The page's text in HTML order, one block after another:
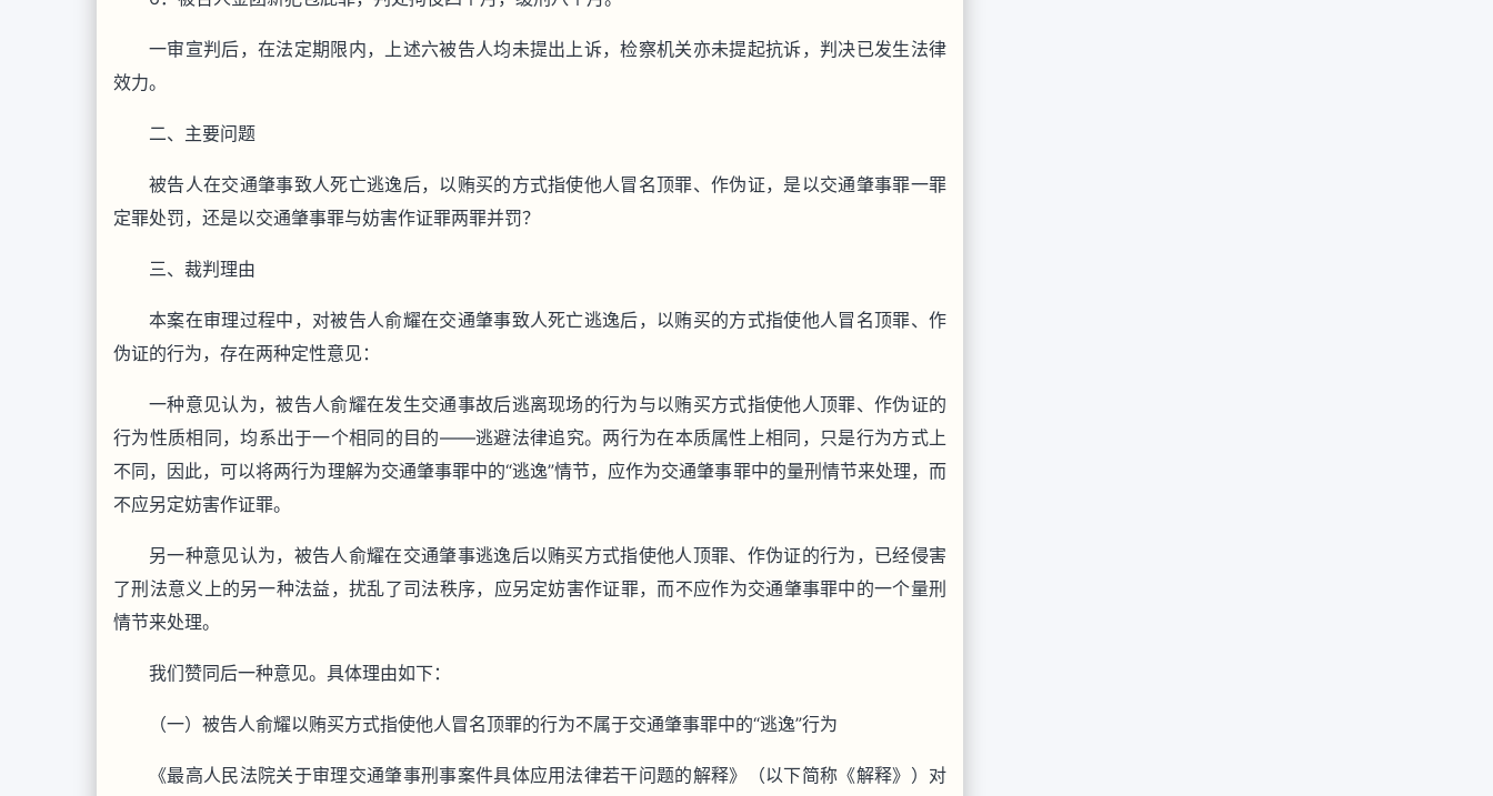
一审宣判后，在法定期限内，上述六被告人均未提出上诉，检察机关亦未提起抗诉，判决已发生法律
效力。
二、主要问题
被告人在交通肇事致人死亡逃逸后，以贿买的方式指使他人冒名顶罪、作伪证，是以交通肇事罪一罪
定罪处罚，还是以交通肇事罪与妨害作证罪两罪并罚？
三、裁判理由
本案在审理过程中，对被告人俞耀在交通肇事致人死亡逃逸后，以贿买的方式指使他人冒名顶罪、作
伪证的行为，存在两种定性意见：
一种意见认为，被告人俞耀在发生交通事故后逃离现场的行为与以贿买方式指使他人顶罪、作伪证的
行为性质相同，均系出于一个相同的目的——逃避法律追究。两行为在本质属性上相同，只是行为方式上
不同，因此，可以将两行为理解为交通肇事罪中的“逃逸”情节，应作为交通肇事罪中的量刑情节来处理，而
不应另定妨害作证罪。
另一种意见认为，被告人俞耀在交通肇事逃逸后以贿买方式指使他人顶罪、作伪证的行为，已经侵害
了刑法意义上的另一种法益，扰乱了司法秩序，应另定妨害作证罪，而不应作为交通肇事罪中的一个量刑
情节来处理。
我们赞同后一种意见。具体理由如下：
（一）被告人俞耀以贿买方式指使他人冒名顶罪的行为不属于交通肇事罪中的“逃逸”行为
《最高人民法院关于审理交通肇事刑事案件具体应用法律若干问题的解释》（以下简称《解释》）对